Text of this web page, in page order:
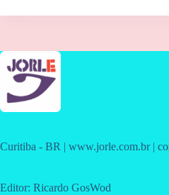
Curitiba - BR | www.jorle.com.br |
Editor: Ricardo GosWod